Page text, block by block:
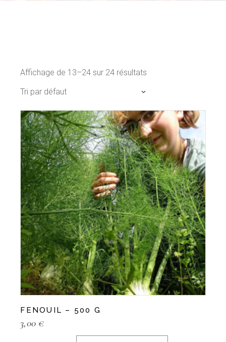
Affichage de 13–24 sur 24 résultats
Tri par défaut
FENOUIL – 500 G
3,00 €